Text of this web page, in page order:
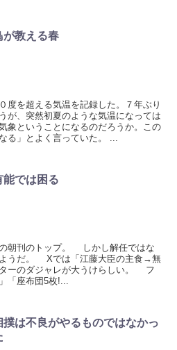
が教える春
度を超える気温を記録した。７年ぶり
が、突然初夏のような気温になっては
象ということになるのだろうか。この
る」とよく言っていた。 ...
能では困る
朝刊のトップ。 しかし解任ではな
ようだ。 Xでは「江藤大臣の主食→無
ーのダジャレが大うけらしい。 フ
「座布団5枚!...
撲は不良がやるものではなかっ